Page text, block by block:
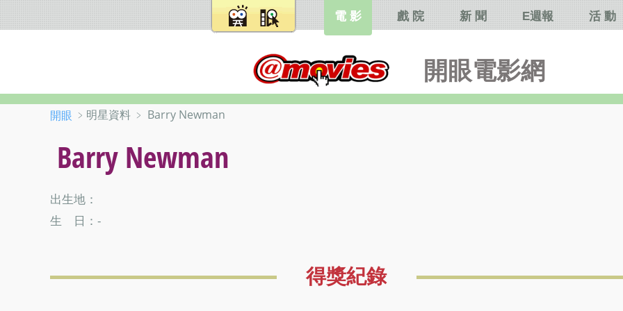
開眼電影網
電 影 戲 院 新 聞 E週報 活 動
開眼 ﹥明星資料 ﹥ Barry Newman
Barry Newman
出生地：
生 日：-
得獎紀錄